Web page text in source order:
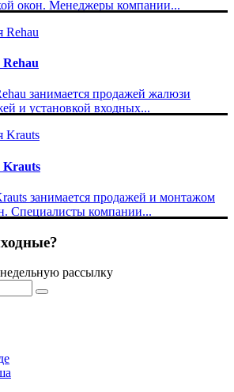
окон. Менеджеры компании...
занимается продажей жалюзи
и установкой входных...
Krauts
занимается продажей и монтажом
Специалисты компании...
рассылку